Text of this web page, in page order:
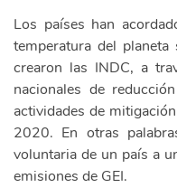
Los países han
temperatura del
crearon las INDC, a
nacionales de
actividades de
2020. En otras
voluntaria de un país a
emisiones de GEI.